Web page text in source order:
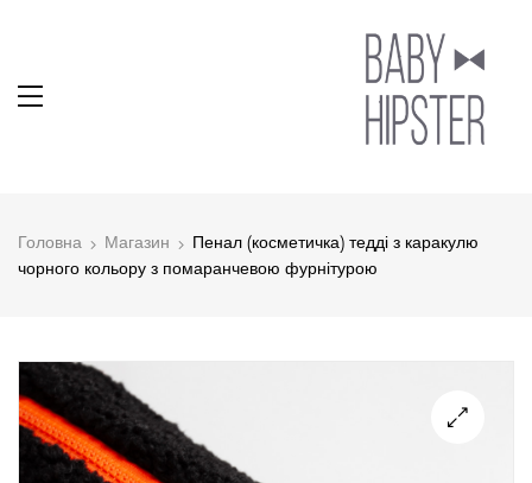
Головна Магазин
Пенал (косметичка) тедді з каракулю
чорного кольору з помаранчевою фурнітурою